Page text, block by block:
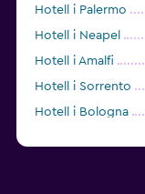
Hotell i Palermo
Hotell i Neapel
Hotell i Amalfi
Hotell i Sorrento
Hotell i Bologna